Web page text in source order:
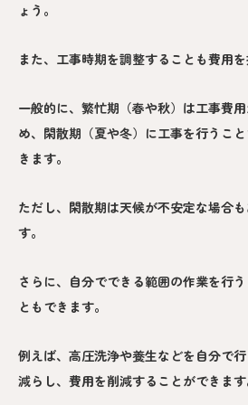
ょう。
また、工事時期を調整することも費用
一般的に、繁忙期（春や秋）は工事費
め、閑散期（夏や冬）に工事を行うこ
きます。
ただし、閑散期は天候が不安定な場合
す。
さらに、自分でできる範囲の作業を行
ともできます。
例えば、高圧洗浄や養生などを自分で
減らし、費用を削減することができます